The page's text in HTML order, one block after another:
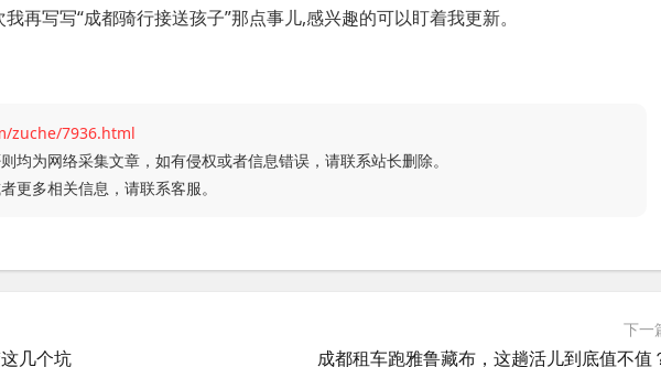
再写写“成都骑行接送孩子”那点事儿,感兴趣的可以盯着我更新。
zuche/7936.html
均为网络采集文章，如有侵权或者信息错误，请联系站长删除。
更多相关信息，请联系客服。
几个坑
下一
成都租车跑雅鲁藏布，这趟活儿到底值不值